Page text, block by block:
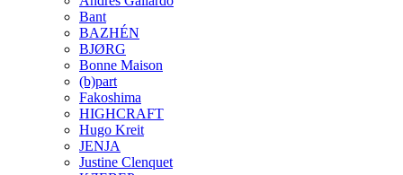
Bant
BAZHÉN
BJØRG
Bonne Maison
(b)part
Fakoshima
HIGHCRAFT
Hugo Kreit
JENJA
Justine Clenquet